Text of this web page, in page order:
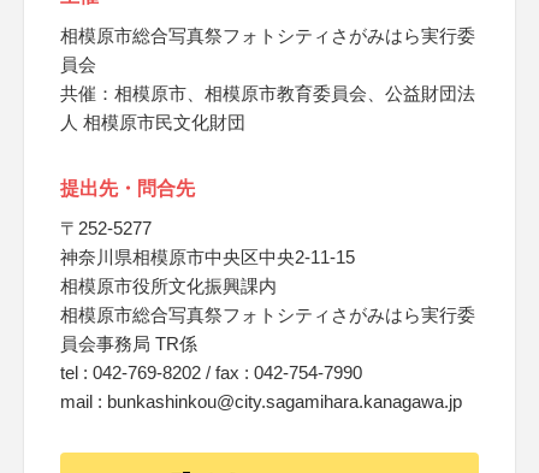
相模原市総合写真祭フォトシティさがみはら実行委
員会
共催：相模原市、相模原市教育委員会、公益財団法
人 相模原市民文化財団
提出先・問合先
〒252-5277
神奈川県相模原市中央区中央2-11-15
相模原市役所文化振興課内
相模原市総合写真祭フォトシティさがみはら実行委
員会事務局 TR係
tel : 042-769-8202 / fax : 042-754-7990
mail : bunkashinkou@city.sagamihara.kanagawa.jp